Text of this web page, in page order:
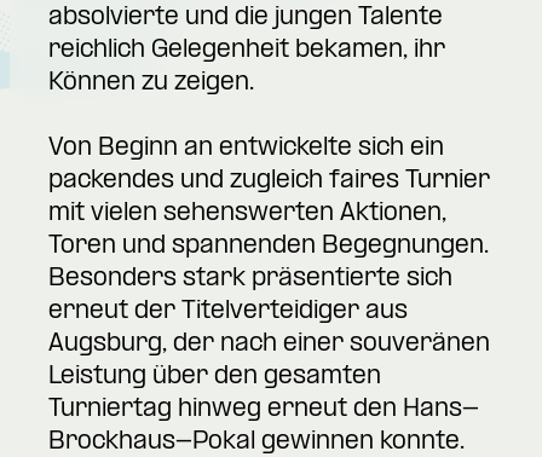
absolvierte und die jungen Talente
reichlich Gelegenheit bekamen, ihr
Können zu zeigen.
Von Beginn an entwickelte sich ein
packendes und zugleich faires Turnier
mit vielen sehenswerten Aktionen,
Toren und spannenden Begegnungen.
Besonders stark präsentierte sich
erneut der Titelverteidiger aus
Augsburg, der nach einer souveränen
Leistung über den gesamten
Turniertag hinweg erneut den Hans-
Brockhaus-Pokal gewinnen konnte.